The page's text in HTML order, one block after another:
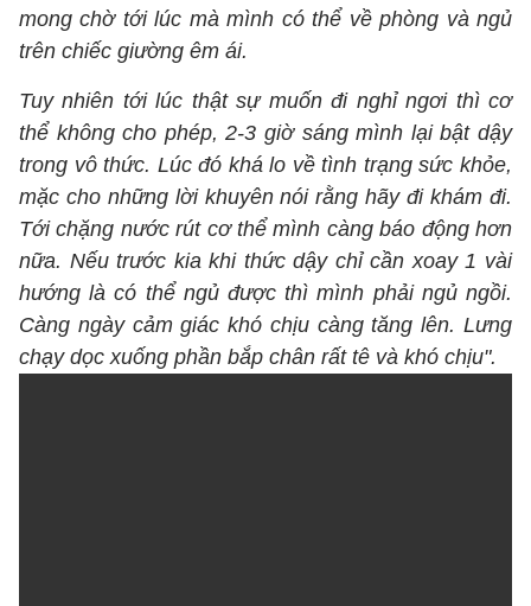
mong chờ tới lúc mà mình có thể về phòng và ngủ
trên chiếc giường êm ái.
Tuy nhiên tới lúc thật sự muốn đi nghỉ ngơi thì cơ
thể không cho phép, 2-3 giờ sáng mình lại bật dậy
trong vô thức. Lúc đó khá lo về tình trạng sức khỏe,
mặc cho những lời khuyên nói rằng hãy đi khám đi.
Tới chặng nước rút cơ thể mình càng báo động hơn
nữa. Nếu trước kia khi thức dậy chỉ cần xoay 1 vài
hướng là có thể ngủ được thì mình phải ngủ ngồi.
Càng ngày cảm giác khó chịu càng tăng lên. Lưng
chạy dọc xuống phần bắp chân rất tê và khó chịu".